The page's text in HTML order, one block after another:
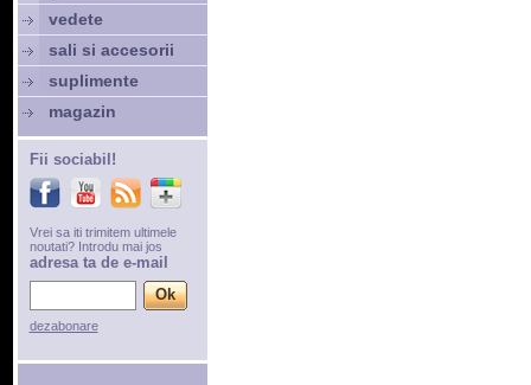
vedete
sali si accesorii
suplimente
magazin
Fii sociabil!
Vrei sa iti trimitem ultimele
noutati? Introdu mai jos
adresa ta de e-mail
dezabonare